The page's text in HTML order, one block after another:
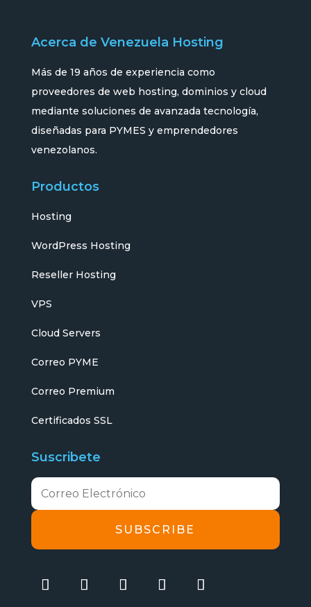
Acerca de Venezuela Hosting
Más de 19 años de experiencia como
proveedores de web hosting, dominios y cloud
mediante soluciones de avanzada tecnología,
diseñadas para PYMES y emprendedores
venezolanos.
Productos
Hosting
WordPress Hosting
Reseller Hosting
VPS
Cloud Servers
Correo PYME
Correo Premium
Certificados SSL
Suscribete
SUBSCRIBE